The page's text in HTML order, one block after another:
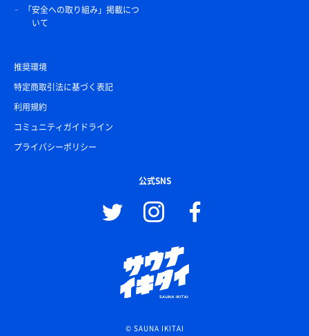
「安全への取り組み」掲載につ
いて
推奨環境
特定商取引法に基づく表記
利用規約
コミュニティガイドライン
プライバシーポリシー
公式SNS
© SAUNA IKITAI